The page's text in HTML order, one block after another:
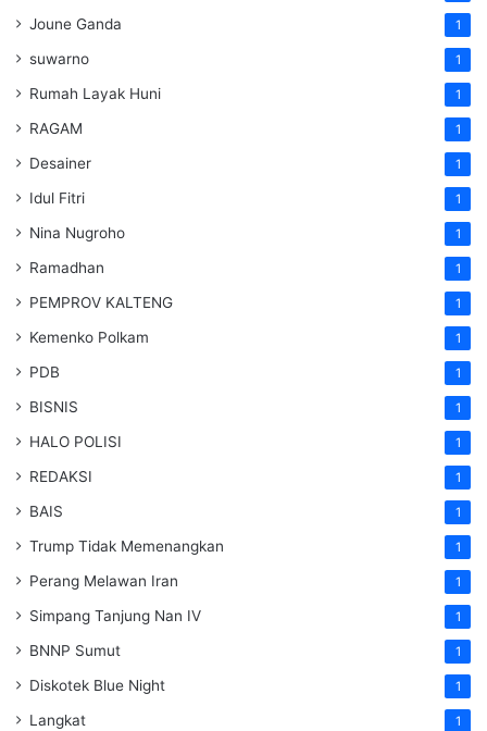
Joune Ganda 1
suwarno 1
Rumah Layak Huni 1
RAGAM 1
Desainer 1
Idul Fitri 1
Nina Nugroho 1
Ramadhan 1
PEMPROV KALTENG 1
Kemenko Polkam 1
PDB 1
BISNIS 1
HALO POLISI 1
REDAKSI 1
BAIS 1
Trump Tidak Memenangkan 1
Perang Melawan Iran 1
Simpang Tanjung Nan IV 1
BNNP Sumut 1
Diskotek Blue Night 1
Langkat 1